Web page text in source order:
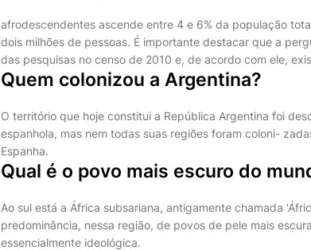
afrodescendentes ascende entre 4 e 6% da população
dois milhões de pessoas. É importante destacar que a
das pesquisas no censo de 2010 e, de acordo com ele,
Quem colonizou a Argentina?
O território que hoje constitui a República Argentina foi
espanhola, mas nem todas suas regiões foram coloni-
Espanha.
Qual é o povo mais escuro do
Ao sul está a África subsariana, antigamente chamada
predominância, nessa região, de povos de pele mais
essencialmente ideológica.